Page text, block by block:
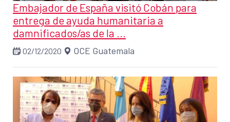
Embajador de España visitó Cobán para
entrega de ayuda humanitaria a
damnificados/as de la ...
02/12/2020 OCE Guatemala